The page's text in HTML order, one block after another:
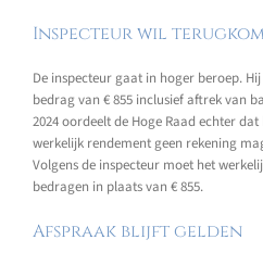
Inspecteur wil
De inspecteur gaat in hoger beroep.
bedrag van € 855 inclusief aftrek van
2024 oordeelt de Hoge Raad echter
werkelijk rendement geen rekening
Volgens de inspecteur moet het
bedragen in plaats van € 855.
Afspraak blijft gelden